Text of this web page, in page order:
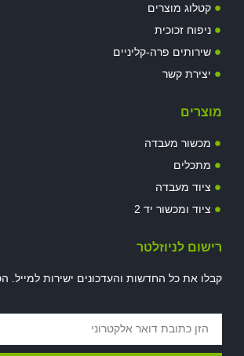
קטלוג מוצרים
ניפוח זכוכית
שירותים פרה-קליניים
יצירת קשר
מוצרים
מכשור מעבדה
מתכלים
ציוד מעבדה
ציוד ומכשור יד 2
רישום לניוזלטר
קבלו את כל החדשות והעדכונים ישירות למייל.